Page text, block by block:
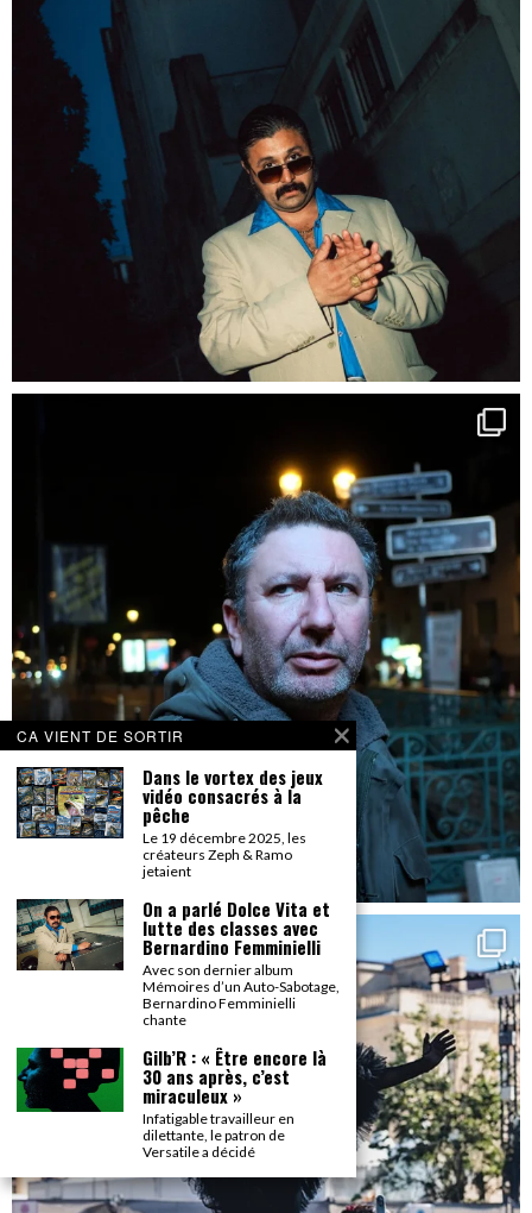
CA VIENT DE SORTIR
Dans le vortex des jeux
vidéo consacrés à la
pêche
Le 19 décembre 2025, les
créateurs Zeph & Ramo
jetaient
On a parlé Dolce Vita et
lutte des classes avec
Bernardino Femminielli
Avec son dernier album
Mémoires d’un Auto-Sabotage,
Bernardino Femminielli
chante
Gilb’R : « Être encore là
30 ans après, c’est
miraculeux »
Infatigable travailleur en
dilettante, le patron de
Versatile a décidé